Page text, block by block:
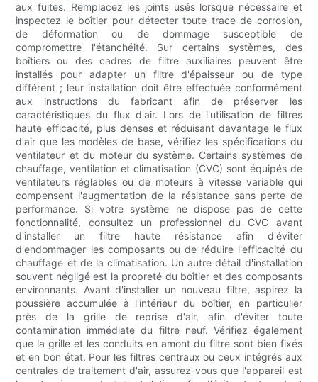
aux fuites. Remplacez les joints usés lorsque nécessaire et
inspectez le boîtier pour détecter toute trace de corrosion,
de déformation ou de dommage susceptible de
compromettre l'étanchéité. Sur certains systèmes, des
boîtiers ou des cadres de filtre auxiliaires peuvent être
installés pour adapter un filtre d'épaisseur ou de type
différent ; leur installation doit être effectuée conformément
aux instructions du fabricant afin de préserver les
caractéristiques du flux d'air. Lors de l'utilisation de filtres
haute efficacité, plus denses et réduisant davantage le flux
d'air que les modèles de base, vérifiez les spécifications du
ventilateur et du moteur du système. Certains systèmes de
chauffage, ventilation et climatisation (CVC) sont équipés de
ventilateurs réglables ou de moteurs à vitesse variable qui
compensent l'augmentation de la résistance sans perte de
performance. Si votre système ne dispose pas de cette
fonctionnalité, consultez un professionnel du CVC avant
d'installer un filtre haute résistance afin d'éviter
d'endommager les composants ou de réduire l'efficacité du
chauffage et de la climatisation. Un autre détail d'installation
souvent négligé est la propreté du boîtier et des composants
environnants. Avant d'installer un nouveau filtre, aspirez la
poussière accumulée à l'intérieur du boîtier, en particulier
près de la grille de reprise d'air, afin d'éviter toute
contamination immédiate du filtre neuf. Vérifiez également
que la grille et les conduits en amont du filtre sont bien fixés
et en bon état. Pour les filtres centraux ou ceux intégrés aux
centrales de traitement d'air, assurez-vous que l'appareil est